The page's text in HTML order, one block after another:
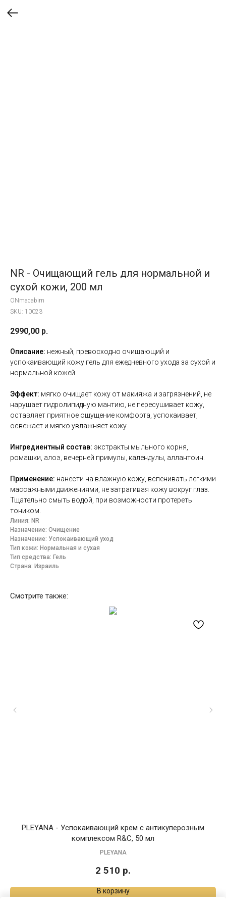
NR - Очищающий гель для нормальной и
сухой кожи, 200 мл
ONmacabim
SKU: 10023
2990,00 р.
Описание: нежный, превосходно очищающий и
успокаивающий кожу гель для ежедневного ухода за сухой и
нормальной кожей.
Эффект: мягко очищает кожу от макияжа и загрязнений, не
нарушает гидролипидную мантию, не пересушивает кожу,
оставляет приятное ощущение комфорта, успокаивает,
освежает и мягко увлажняет кожу.
Ингредиентный состав: экстракты мыльного корня,
ромашки, алоэ, вечерней примулы, календулы, аллантоин.
Применение: нанести на влажную кожу, вспенивать легкими
массажными движениями, не затрагивая кожу вокруг глаз.
Тщательно смыть водой, при возможности протереть
тоником.
Линия: NR
Назначение: Очищение
Назначение: Успокаивающий уход
Тип кожи: Нормальная и сухая
Тип средства: Гель
Страна: Израиль
Смотрите также:
PLEYANA - Успокаивающий крем с антикуперозным
комплексом R&C, 50 мл
PLEYANA
2 510 р.
В корзину